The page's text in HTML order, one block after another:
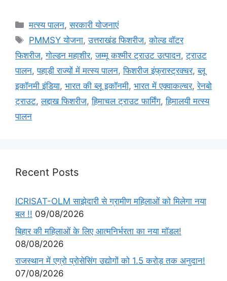
मत्स्य पालन,सरकारी योजनाएं
PMMSY योजना,उत्तराखंड फिशरीज,कोल्ड वॉटर
फिशरीज,गोल्डन महाशीर,जम्मू कश्मीर ट्राउट उत्पादन,ट्राउट
पालन,पहाड़ी राज्यों में मत्स्य पालन,फिशरीज इंफ्रास्ट्रक्चर,ब्लू
इकॉनमी इंडिया, भारत की ब्लू इकॉनमी, भारत में एक्वाकल्चर,रेनबो
ट्राउट,लद्दाख फिशरीज,हिमाचल ट्राउट फार्मिंग,हिमालयी मत्स्य
पालन
Recent Posts
ICRISAT-OLM साझेदारी से ग्रामीण महिलाओं को मिलेगा नया
बल !! 09/08/2026
बिहार की महिलाओं के लिए आत्मनिर्भरता का नया मॉडल!
08/08/2026
राजस्थान में एग्रो प्रोसेसिंग उद्योगों को 1.5 करोड़ तक अनुदान!
07/08/2026